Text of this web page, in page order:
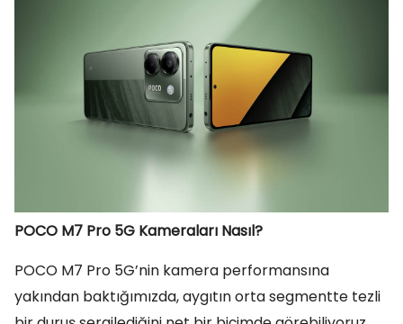
POCO M7 Pro 5G Kameraları Nasıl?
POCO M7 Pro 5G’nin kamera performansına
yakından baktığımızda, aygıtın orta segmentte tezli